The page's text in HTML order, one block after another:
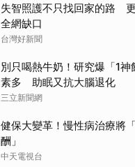
失智照護不只找回家的路
全網缺口
台灣好新聞
別只喝熱牛奶！研究爆「1神
素多 助眠又抗大腦退化
三立新聞網
健保大變革！慢性病治療將
酬」
中天電視台